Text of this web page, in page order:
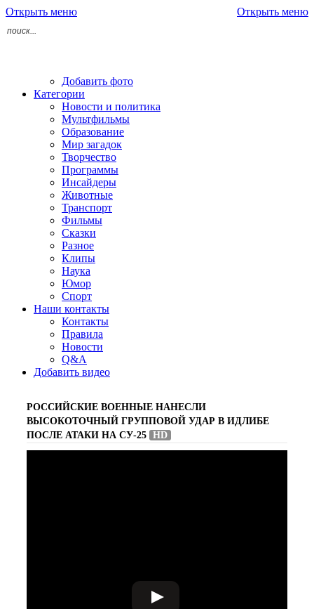
Открыть меню Открыть меню
Добавить фото
Категории
Новости и политика
Мультфильмы
Образование
Мир загадок
Творчество
Программы
Инсайдеры
Животные
Транспорт
Фильмы
Сказки
Разное
Клипы
Наука
Юмор
Спорт
Наши контакты
Контакты
Правила
Новости
Q&A
Добавить видео
РОССИЙСКИЕ ВОЕННЫЕ НАНЕСЛИ
ВЫСОКОТОЧНЫЙ ГРУППОВОЙ УДАР В ИДЛИБЕ
ПОСЛЕ АТАКИ НА СУ-25 HD